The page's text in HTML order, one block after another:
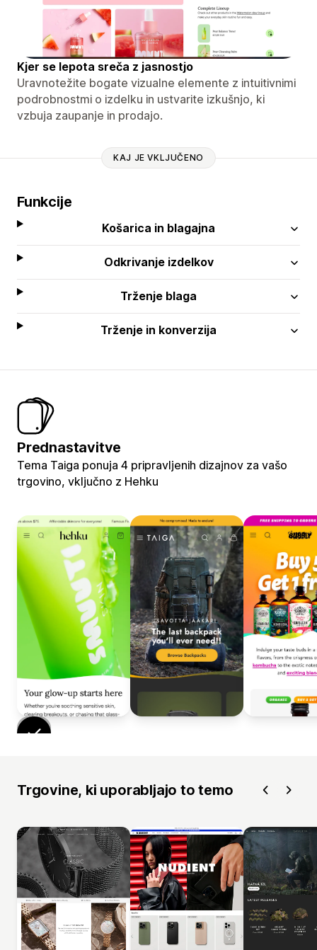
Kjer se lepota sreča z jasnostjo
Uravnotežite bogate vizualne elemente z intuitivnimi
podrobnostmi o izdelku in ustvarite izkušnjo, ki
vzbuja zaupanje in prodajo.
KAJ JE VKLJUČENO
Funkcije
Košarica in blagajna
Odkrivanje izdelkov
Trženje blaga
Trženje in konverzija
Prednastavitve
Tema Taiga ponuja 4 pripravljenih dizajnov za vašo
trgovino, vključno z Hehku
Trgovine, ki uporabljajo to temo